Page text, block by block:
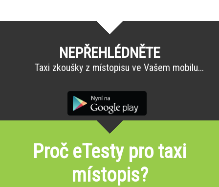
NEPŘEHLÉDNĚTE
Taxi zkoušky z místopisu ve Vašem mobilu...
Proč eTesty pro taxi
místopis?